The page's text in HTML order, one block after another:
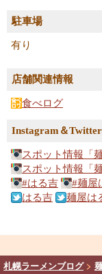
駐車場
有り
店舗関連情報
食べログ
Instagram＆
スポット情報「
スポット情報「
#はる吉
#麺屋
はる吉
麺屋は
札幌ラーメンブログ>